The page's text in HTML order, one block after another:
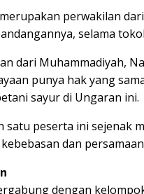
perwakilan
selama
dari Muhammadiyah,
punya hak yang
sayur di Ungaran ini.
satu peserta ini sejenak
dan
dengan